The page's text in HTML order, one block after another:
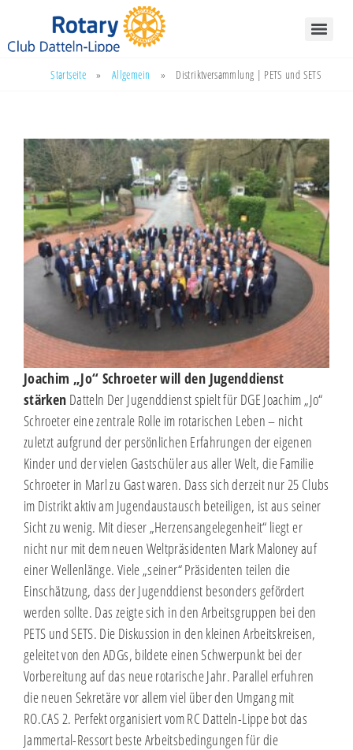
Startseite » Allgemein » Distriktversammlung | PETS und SETS
Joachim „Jo“ Schroeter will den Jugenddienst
stärken Datteln Der Jugenddienst spielt für DGE Joachim „Jo“
Schroeter eine zentrale Rolle im rotarischen Leben – nicht
zuletzt aufgrund der persönlichen Erfahrungen der eigenen
Kinder und der vielen Gastschüler aus aller Welt, die Familie
Schroeter in Marl zu Gast waren. Dass sich derzeit nur 25 Clubs
im Distrikt aktiv am Jugendaustausch beteiligen, ist aus seiner
Sicht zu wenig. Mit dieser „Herzensangelegenheit“ liegt er
nicht nur mit dem neuen Weltpräsidenten Mark Maloney auf
einer Wellenlänge. Viele „seiner“ Präsidenten teilen die
Einschätzung, dass der Jugenddienst besonders gefördert
werden sollte. Das zeigte sich in den Arbeitsgruppen bei den
PETS und SETS. Die Diskussion in den kleinen Arbeitskreisen,
geleitet von den ADGs, bildete einen Schwerpunkt bei der
Vorbereitung auf das neue rotarische Jahr. Parallel erfuhren
die neuen Sekretäre vor allem viel über den Umgang mit
RO.CAS 2. Perfekt organisiert vom RC Datteln-Lippe bot das
Jammertal-Ressort beste Arbeitsbedingungen für die